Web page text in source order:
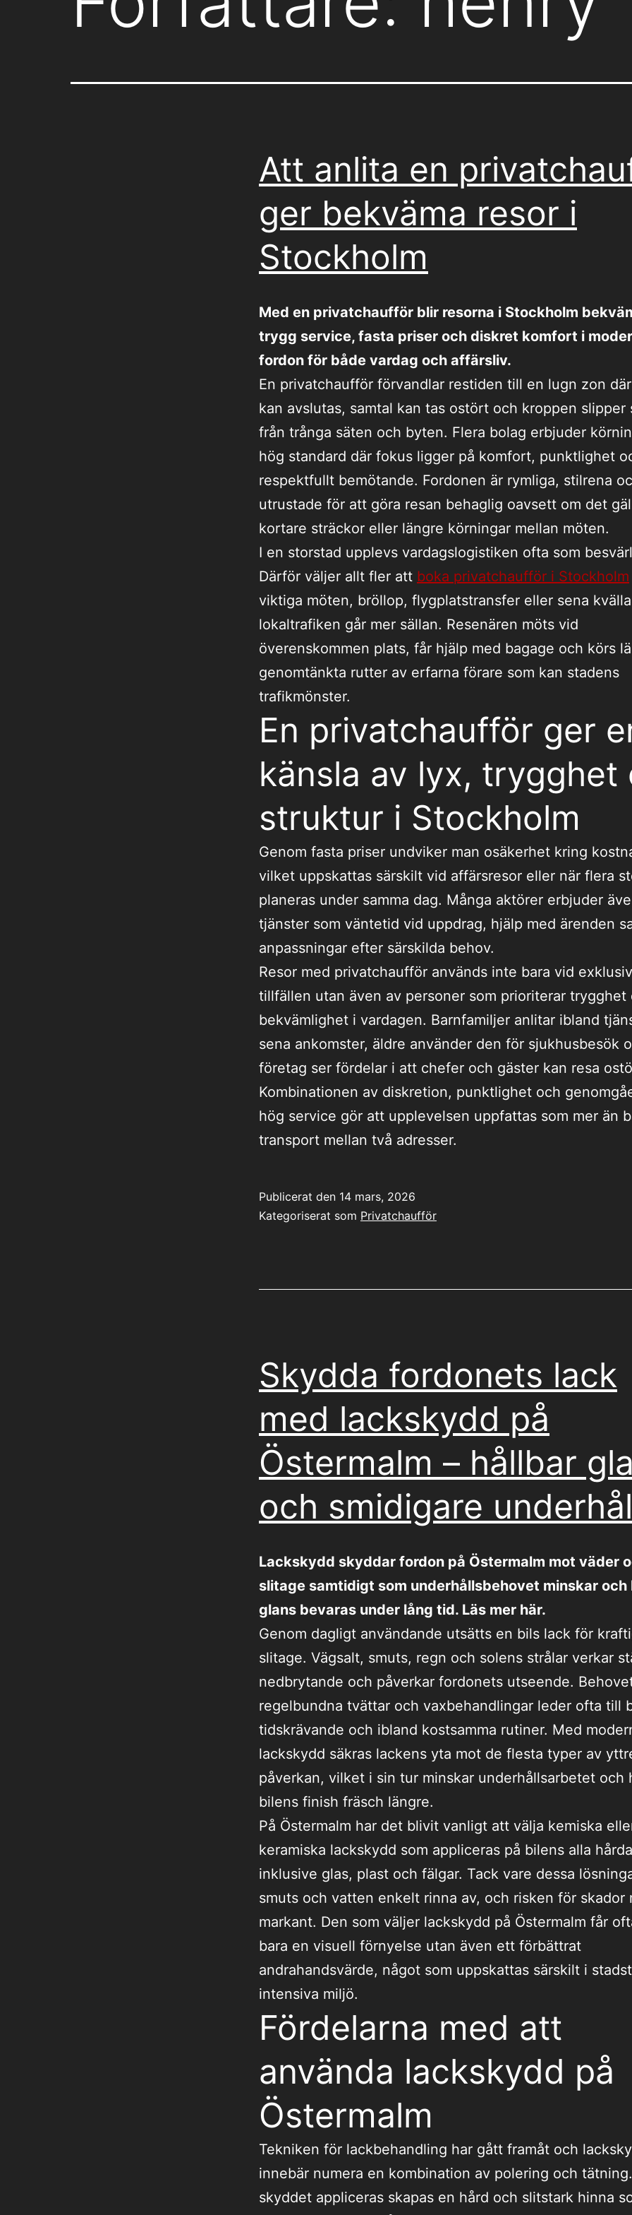
Att anlita en
ger bekväma resor i
Stockholm
Med en privatchaufför blir resorna i Stockholm
trygg service, fasta priser och diskret komfort i
fordon för både vardag och affärsliv.
En privatchaufför förvandlar restiden till en lugn zon
kan avslutas, samtal kan tas ostört och kroppen slipper
från trånga säten och byten. Flera bolag erbjuder
hög standard där fokus ligger på komfort, punktlighet
respektfullt bemötande. Fordonen är rymliga, stilrena
utrustade för att göra resan behaglig oavsett om det
kortare sträckor eller längre körningar mellan möten.
I en storstad upplevs vardagslogistiken ofta som
Därför väljer allt fler att boka privatchaufför i Stockholm
viktiga möten, bröllop, flygplatstransfer eller sena
lokaltrafiken går mer sällan. Resenären möts vid
överenskommen plats, får hjälp med bagage och körs
genomtänkta rutter av erfarna förare som kan stadens
trafikmönster.
En privatchaufför ger
känsla av lyx, trygghet
struktur i Stockholm
Genom fasta priser undviker man osäkerhet kring
vilket uppskattas särskilt vid affärsresor eller när flera
planeras under samma dag. Många aktörer erbjuder
tjänster som väntetid vid uppdrag, hjälp med ärenden
anpassningar efter särskilda behov.
Resor med privatchaufför används inte bara vid
tillfällen utan även av personer som prioriterar trygghet
bekvämlighet i vardagen. Barnfamiljer anlitar ibland
sena ankomster, äldre använder den för sjukhusbesök
företag ser fördelar i att chefer och gäster kan resa
Kombinationen av diskretion, punktlighet och
hög service gör att upplevelsen uppfattas som mer än
transport mellan två adresser.
Publicerat den 14 mars, 2026
Kategoriserat som Privatchaufför
Skydda fordonets lack
med lackskydd på
Östermalm – hållbar
och smidigare
Lackskydd skyddar fordon på Östermalm mot väder
slitage samtidigt som underhållsbehovet minskar och
glans bevaras under lång tid. Läs mer här.
Genom dagligt användande utsätts en bils lack för
slitage. Vägsalt, smuts, regn och solens strålar verkar
nedbrytande och påverkar fordonets utseende.
regelbundna tvättar och vaxbehandlingar leder ofta till
tidskrävande och ibland kostsamma rutiner. Med
lackskydd säkras lackens yta mot de flesta typer av
påverkan, vilket i sin tur minskar underhållsarbetet och
bilens finish fräsch längre.
På Östermalm har det blivit vanligt att välja kemiska
keramiska lackskydd som appliceras på bilens alla
inklusive glas, plast och fälgar. Tack vare dessa
smuts och vatten enkelt rinna av, och risken för skador
markant. Den som väljer lackskydd på Östermalm får
bara en visuell förnyelse utan även ett förbättrat
andrahandsvärde, något som uppskattas särskilt i
intensiva miljö.
Fördelarna med att
använda lackskydd på
Östermalm
Tekniken för lackbehandling har gått framåt och
innebär numera en kombination av polering och
skyddet appliceras skapas en hård och slitstark hinna